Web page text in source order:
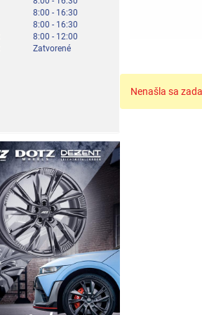
8:00 - 16:30
8:00 - 16:30
8:00 - 12:00
Zatvorené
Nenašla sa